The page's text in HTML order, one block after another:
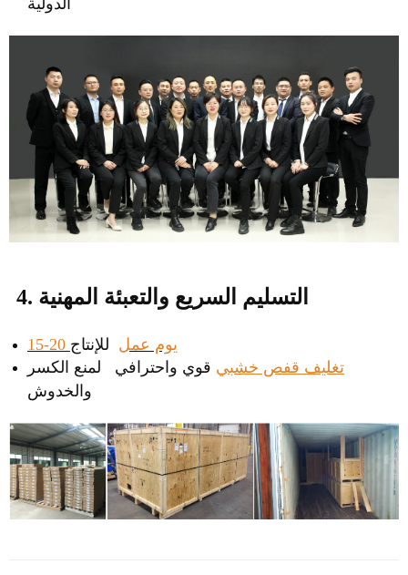
4. التسليم السريع والتعبئة المهنية
15-20 يوم عمل للإنتاج
تغليف قفص خشبي قوي واحترافي لمنع الكسر
والخدوش